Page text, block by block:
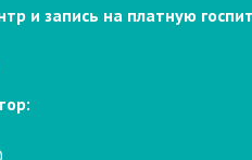
и запись на платную